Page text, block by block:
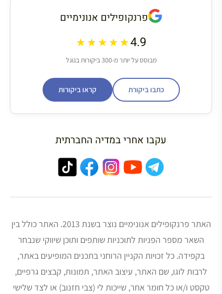
פרנקופילים אנונימיים
4.9
★★★★★
מבוסס על יותר מ-300 ביקורות בגוגל
כתבו ביקורת קראו ביקורות
עקבו אחרי במדיה החברתית
האתר פרנקופילים אנונימיים נוצר בשנת 2013. האתר כולל בין
השאר מספר הפניות לתוכניות שותפים ותוכן שיווקי שנבחר
בקפידה. כל זכויות הקניין הרוחני בתכנים המופיעים באתר,
לרבות לוגו, שם האתר, עיצוב האתר, תמונות, קבצים גרפיים,
טקסט ו/או כל חומר אחר, שייכות לי (צבי חזנוב) או לצד שלישי